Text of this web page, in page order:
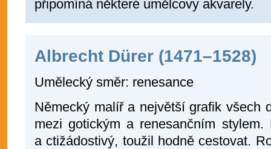
připomíná některé umělcovy akvarely.
Albrecht Dürer (1471–1528)
Umělecký směr: renesance
Německý malíř a největší grafik všech
mezi gotickým a renesančním
a ctižádostivý, toužil hodně cestovat.